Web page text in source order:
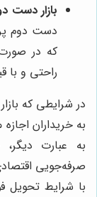
بازار دست
دست دوم
که در
راحتی و با
در شرایطی که
به خریداران
با شرایط تحویل